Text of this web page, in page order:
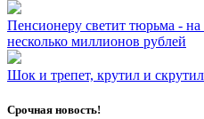
Пенсионеру светит тюрьма - на
несколько миллионов рублей
Шок и трепет, крутил и
Срочная новость!